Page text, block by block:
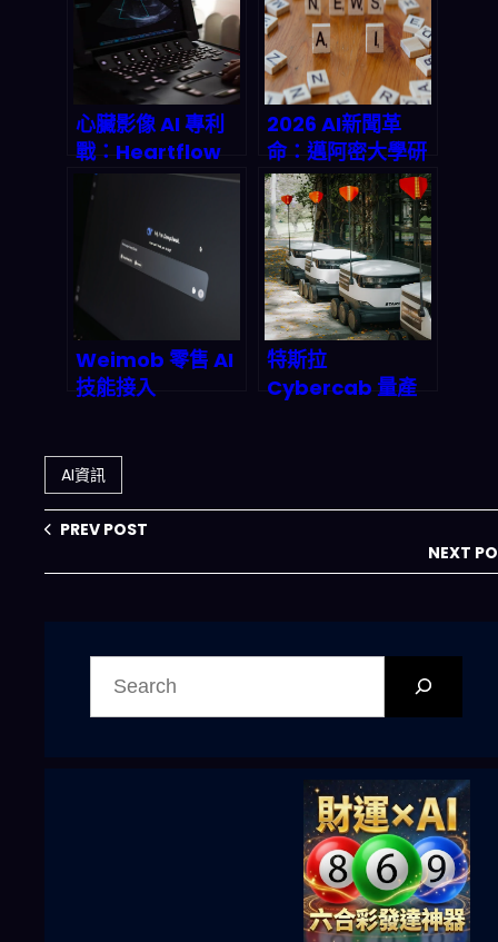
助成本解析
不能落地？
心臟影像 AI 專利
戰：Heartflow
對 Cleerly 提告，
2026 醫療影像市
場會被「訴訟邏
輯」重寫嗎？
2026 AI新聞革
命：邁阿密大學研
究揭露LLM如何自
動化故事生成、事
實查核與個人化分
發，媒體業者必看
生存破局指南
Weimob 零售 AI
技能接入
直接「變成可執行
的代理」會怎麼改
寫 2026 電商後
特斯拉
Cybercab 量產
AI資訊
PREV POST
NEXT